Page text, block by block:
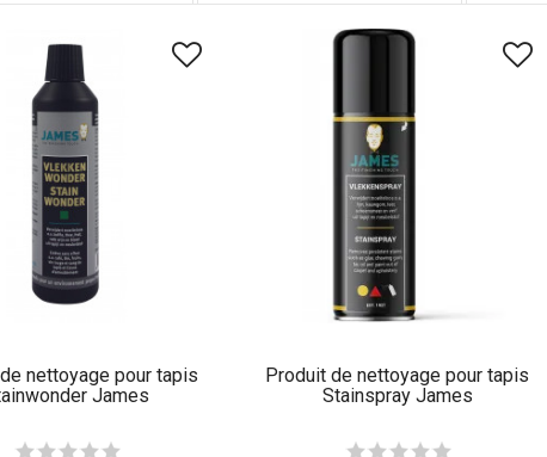
nettoyage pour tapis
James
Produit de nettoyage pour tapis
Stainspray James